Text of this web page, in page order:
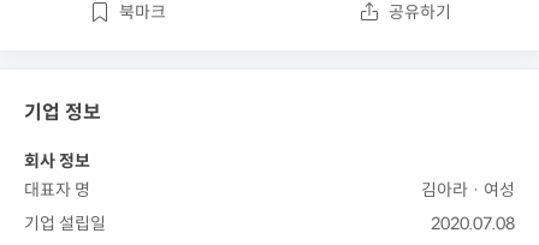
북마크 공유하기
기업 정보
회사 정보
대표자 명
김아라 · 여성
기업 설립일
2020.07.08